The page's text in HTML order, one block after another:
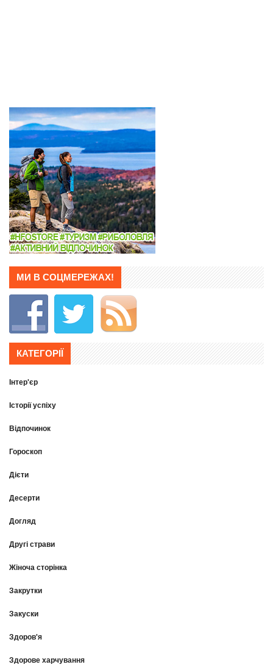
МИ В СОЦМЕРЕЖАХ!
КАТЕГОРІЇ
Інтер'єр
Історії успіху
Відпочинок
Гороскоп
Дієти
Десерти
Догляд
Другі страви
Жіноча сторінка
Закрутки
Закуски
Здоров'я
Здорове харчування